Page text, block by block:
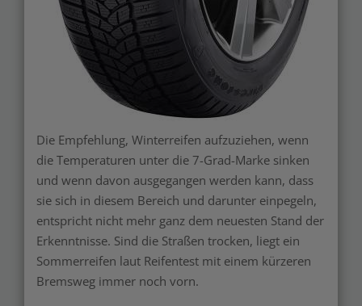
Die Empfehlung, Winterreifen aufzuziehen, wenn
die Temperaturen unter die 7-Grad-Marke sinken
und wenn davon ausgegangen werden kann, dass
sie sich in diesem Bereich und darunter einpegeln,
entspricht nicht mehr ganz dem neuesten Stand der
Erkenntnisse. Sind die Straßen trocken, liegt ein
Sommerreifen laut Reifentest mit einem kürzeren
Bremsweg immer noch vorn.